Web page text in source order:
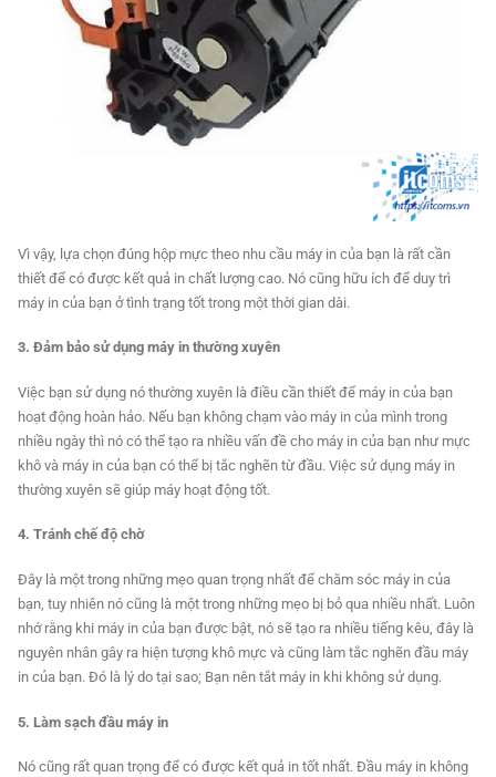
Vì vậy, lựa chọn đúng hộp mực theo nhu cầu máy in của bạn là rất cần
thiết để có được kết quả in chất lượng cao. Nó cũng hữu ích để duy trì
máy in của bạn ở tình trạng tốt trong một thời gian dài.
3. Đảm bảo sử dụng máy in thường xuyên
Việc bạn sử dụng nó thường xuyên là điều cần thiết để máy in của bạn
hoạt động hoàn hảo. Nếu bạn không chạm vào máy in của mình trong
nhiều ngày thì nó có thể tạo ra nhiều vấn đề cho máy in của bạn như mực
khô và máy in của bạn có thể bị tắc nghẽn từ đầu. Việc sử dụng máy in
thường xuyên sẽ giúp máy hoạt động tốt.
4. Tránh chế độ chờ
Đây là một trong những mẹo quan trọng nhất để chăm sóc máy in của
bạn, tuy nhiên nó cũng là một trong những mẹo bị bỏ qua nhiều nhất. Luôn
nhớ rằng khi máy in của bạn được bật, nó sẽ tạo ra nhiều tiếng kêu, đây là
nguyên nhân gây ra hiện tượng khô mực và cũng làm tắc nghẽn đầu máy
in của bạn. Đó là lý do tại sao; Bạn nên tắt máy in khi không sử dụng.
5. Làm sạch đầu máy in
Nó cũng rất quan trọng để có được kết quả in tốt nhất. Đầu máy in không